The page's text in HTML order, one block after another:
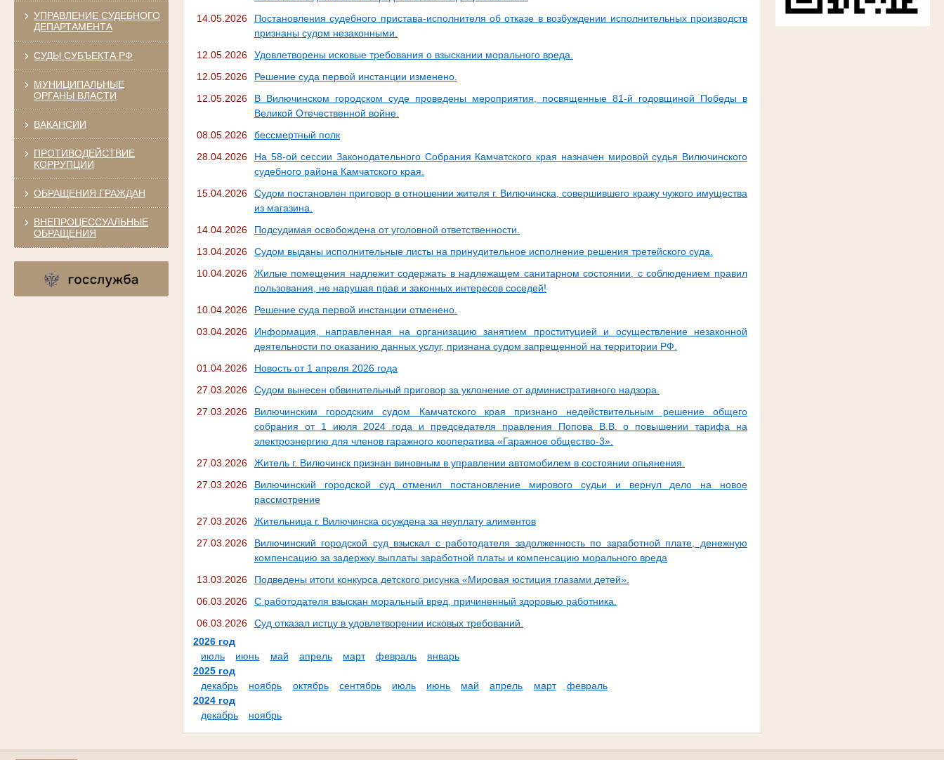
УПРАВЛЕНИЕ СУДЕБНОГО
ДЕПАРТАМЕНТА
СУДЫ СУБЪЕКТА РФ
МУНИЦИПАЛЬНЫЕ
ОРГАНЫ ВЛАСТИ
ВАКАНСИИ
ПРОТИВОДЕЙСТВИЕ
КОРРУПЦИИ
ОБРАЩЕНИЯ ГРАЖДАН
ВНЕПРОЦЕССУАЛЬНЫЕ
ОБРАЩЕНИЯ
14.05.2026
Постановления судебного пристава-исполнителя об отказе в возбуждении исполнительных производств
признаны судом незаконными.
12.05.2026
Удовлетворены исковые требования о взыскании морального вреда.
12.05.2026
Решение суда первой инстанции изменено.
12.05.2026
В Вилючинском городском суде проведены мероприятия, посвященные 81-й годовщиной Победы в
Великой Отечественной войне.
08.05.2026
бессмертный полк
28.04.2026
На 58-ой сессии Законодательного Собрания Камчатского края назначен мировой судья Вилючинского
судебного района Камчатского края.
15.04.2026
Судом постановлен приговор в отношении жителя г. Вилючинска, совершившего кражу чужого имущества
из магазина.
14.04.2026
Подсудимая освобождена от уголовной ответственности.
13.04.2026
Судом выданы исполнительные листы на принудительное исполнение решения третейского суда.
10.04.2026
Жилые помещения надлежит содержать в надлежащем санитарном состоянии, с соблюдением правил
пользования, не нарушая прав и законных интересов соседей!
10.04.2026
Решение суда первой инстанции отменено.
03.04.2026
Информация, направленная на организацию занятием проституцией и осуществление незаконной
деятельности по оказанию данных услуг, признана судом запрещенной на территории РФ.
01.04.2026
Новость от 1 апреля 2026 года
27.03.2026
Судом вынесен обвинительный приговор за уклонение от административного надзора.
27.03.2026
Вилючинским городским судом Камчатского края признано недействительным решение общего
собрания от 1 июля 2024 года и председателя правления Попова В.В. о повышении тарифа на
электроэнергию для членов гаражного кооператива «Гаражное общество-3».
27.03.2026
Житель г. Вилючинск признан виновным в управлении автомобилем в состоянии опьянения.
27.03.2026
Вилючинский городской суд отменил постановление мирового судьи и вернул дело на новое
рассмотрение
27.03.2026
Жительница г. Вилючинска осуждена за неуплату алиментов
27.03.2026
Вилючинский городской суд взыскал с работодателя задолженность по заработной плате, денежную
компенсацию за задержку выплаты заработной платы и компенсацию морального вреда
13.03.2026
Подведены итоги конкурса детского рисунка «Мировая юстиция глазами детей».
06.03.2026
С работодателя взыскан моральный вред, причиненный здоровью работника.
06.03.2026
Суд отказал истцу в удовлетворении исковых требований.
2026 год
июль
июнь май апрель март февраль
январь
2025 год
декабрь
ноябрь октябрь сентябрь июль июнь май апрель март
февраль
2024 год
декабрь
ноябрь